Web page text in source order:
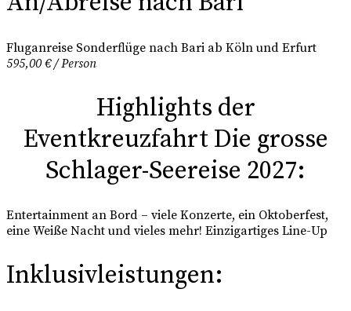
Fluganreise Sonderflüge nach Bari ab Köln und Erfurt
595,00 € / Person
Highlights der
Eventkreuzfahrt Die grosse
Schlager-Seereise 2027:
Entertainment an Bord – viele Konzerte, ein Oktoberfest,
eine Weiße Nacht und vieles mehr! Einzigartiges Line-Up
Inklusivleistungen: